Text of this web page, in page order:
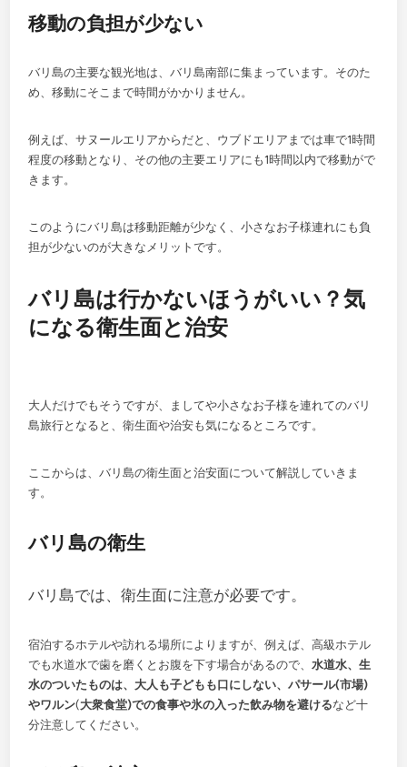
移動の負担が少ない
バリ島の主要な観光地は、バリ島南部に集まっています。そのた
め、移動にそこまで時間がかかりません。
例えば、サヌールエリアからだと、ウブドエリアまでは車で1時間
程度の移動となり、その他の主要エリアにも1時間以内で移動がで
きます。
このようにバリ島は移動距離が少なく、小さなお子様連れにも負
担が少ないのが大きなメリットです。
バリ島は行かないほうがいい？気
になる衛生面と治安
大人だけでもそうですが、ましてや小さなお子様を連れてのバリ
島旅行となると、衛生面や治安も気になるところです。
ここからは、バリ島の衛生面と治安面について解説していきま
す。
バリ島の衛生
バリ島では、衛生面に注意が必要です。
宿泊するホテルや訪れる場所によりますが、例えば、高級ホテル
でも水道水で歯を磨くとお腹を下す場合があるので、水道水、生
水のついたものは、大人も子どもも口にしない、パサール(市場)
やワルン(大衆食堂)での食事や氷の入った飲み物を避けるなど十
分注意してください。